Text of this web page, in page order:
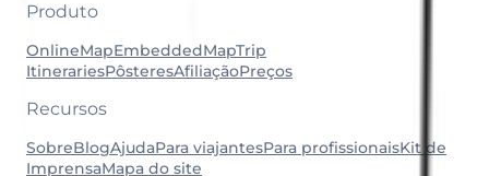
Produto
OnlineMapEmbeddedMapTrip
ItinerariesPôsteresAfiliaçãoPreços
Recursos
SobreBlogAjudaPara viajantesPara profissionaisKit de
ImprensaMapa do site